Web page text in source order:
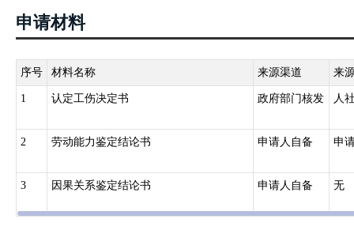
申请材料
序号 材料名称 来源渠道 来
1 认定工伤决定书 政府部门核发 人
2 劳动能力鉴定结论书 申请人自备 申
3 因果关系鉴定结论书 申请人自备 无